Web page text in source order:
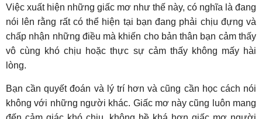
Việc xuất hiện những giấc mơ như thế này, có nghĩa là đang
nói lên rằng rất có thể hiện tại bạn đang phải chịu đựng và
chấp nhận những điều mà khiến cho bản thân bạn cảm thấy
vô cùng khó chịu hoặc thực sự cảm thấy không mấy hài
lòng.
Bạn cần quyết đoán và lý trí hơn và cũng cần học cách nói
không với những người khác. Giấc mơ này cũng luôn mang